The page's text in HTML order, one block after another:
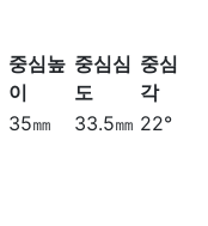
중심높
이
중심심
도
중심
각
35㎜ 33.5㎜ 22°